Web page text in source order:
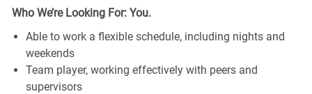
Who We’re Looking For: You.
Able to work a flexible schedule, including nights and
weekends
Team player, working effectively with peers and
supervisors